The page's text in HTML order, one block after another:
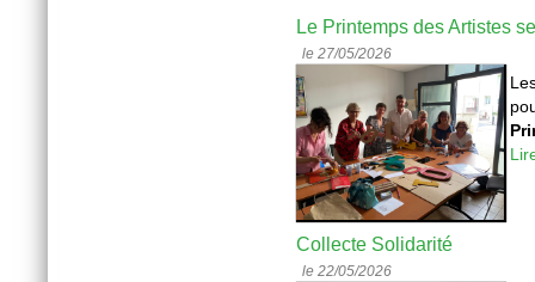
Le Printemps des Artistes
le 27/05/2026
Collecte Solidarité
le 22/05/2026